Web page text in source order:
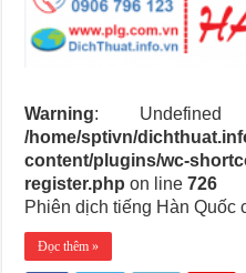
Warning:
/home/sptivn/
content/plugins/wc-
register.php on line726
Phiên dịch tiếng Hàn Quốc
Đọc thêm »